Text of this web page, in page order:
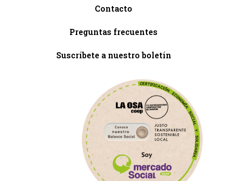
Contacto
Preguntas frecuentes
Suscríbete a nuestro boletín